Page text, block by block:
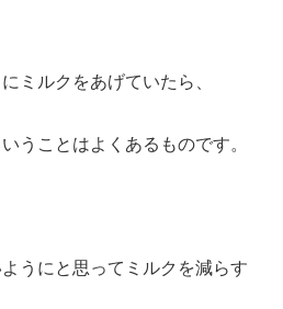
ミルクをあげていたら、
うことはよくあるものです。
うにと思ってミルクを減らす